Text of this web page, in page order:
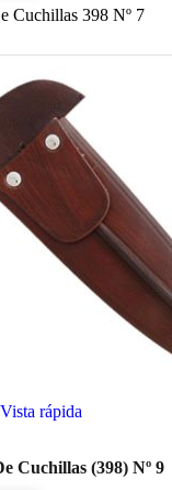
Cuchillas 398 Nº 7
Vista rápida
Cuchillas (398) Nº 9